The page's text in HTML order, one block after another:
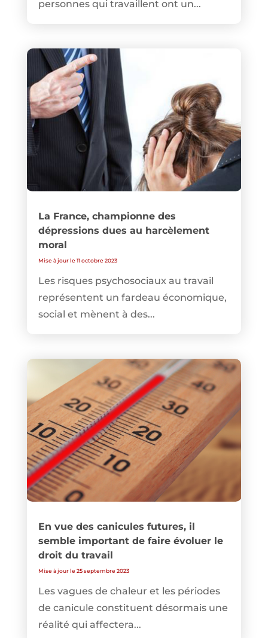
personnes qui travaillent ont un...
La France, championne des
dépressions dues au harcèlement
moral
Mise à jour le 11 octobre 2023
Les risques psychosociaux au travail
représentent un fardeau économique,
social et mènent à des...
En vue des canicules futures, il
semble important de faire évoluer le
droit du travail
Mise à jour le 25 septembre 2023
Les vagues de chaleur et les périodes
de canicule constituent désormais une
réalité qui affectera...